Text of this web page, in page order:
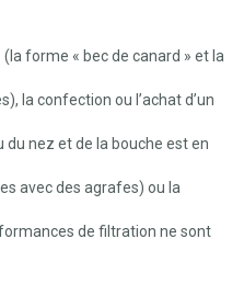
forme « bec de canard » et la
la confection ou l’achat d’un
nez et de la bouche est en
avec des agrafes) ou la
de filtration ne sont